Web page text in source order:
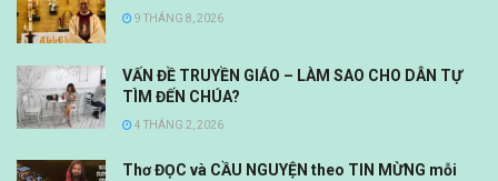
9 THÁNG 8, 2026
VẤN ĐỀ TRUYỀN GIÁO – LÀM SAO CHO DÂN TỰ
TÌM ĐẾN CHÚA?
4 THÁNG 2, 2026
Thơ ĐỌC và CẦU NGUYỆN theo TIN MỪNG mỗi